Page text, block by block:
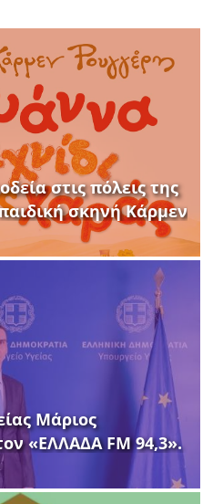
στις πόλεις της
σκηνή Κάρμεν
Μάριος
«ΕΛΛΑΔΑ FM 94,3».